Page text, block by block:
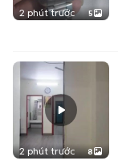
2 phút trước 5
2 phút trước 8